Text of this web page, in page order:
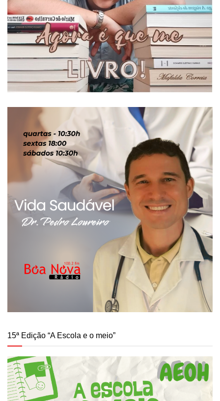
15ª Edição “A Escola e o meio”